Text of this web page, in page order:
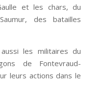
et les chars, du
des batailles
aussi les militaires du
de Fontevraud-
leurs actions dans le